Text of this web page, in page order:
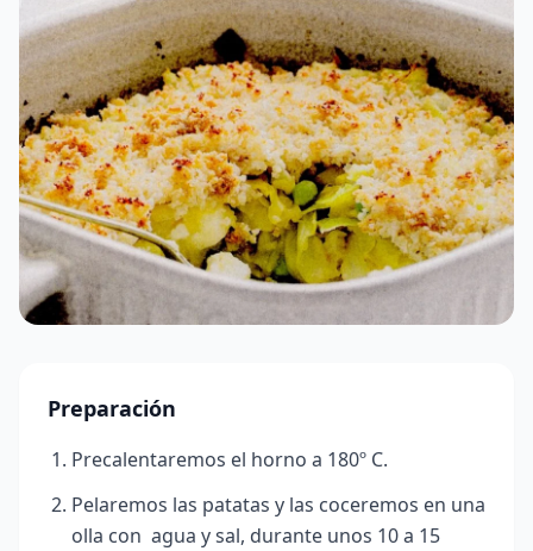
Preparación
Precalentaremos el horno a 180º C.
Pelaremos las patatas y las coceremos en una
olla con agua y sal, durante unos 10 a 15